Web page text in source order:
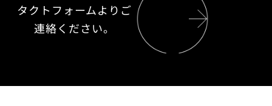
タクトフォームよりご
連絡ください。